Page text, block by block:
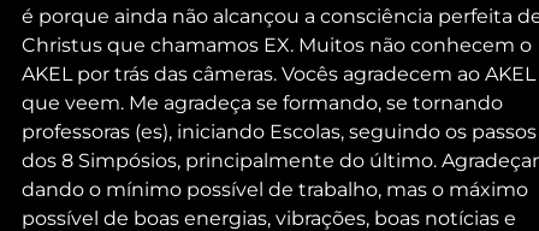
é porque ainda não alcançou a consciência perfeita
Christus que chamamos EX. Muitos não conhecem o
AKEL por trás das câmeras. Vocês agradecem ao AKEL
que veem. Me agradeça se formando, se tornando
professoras (es), iniciando Escolas, seguindo os
dos 8 Simpósios, principalmente do último.
dando o mínimo possível de trabalho, mas o máximo
possível de boas energias, vibrações, boas notícias e